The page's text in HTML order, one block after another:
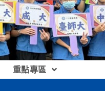
重點專區